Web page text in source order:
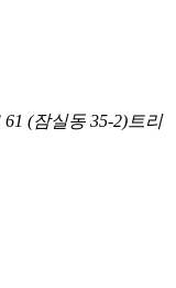
(잠실동 35-2)트리